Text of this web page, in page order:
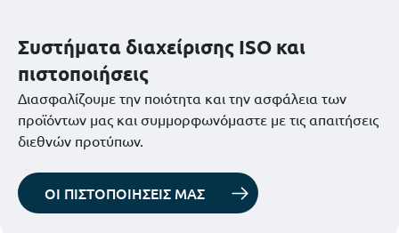
Συστήματα διαχείρισης ISO και
πιστοποιήσεις
Διασφαλίζουμε την ποιότητα και την ασφάλεια των
προϊόντων μας και συμμορφωνόμαστε με τις απαιτήσεις
διεθνών προτύπων.
ΟΙ ΠΙΣΤΟΠΟΙΗΣΕΙΣ ΜΑΣ